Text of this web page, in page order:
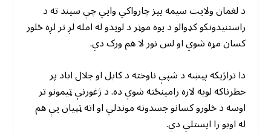
د لغمان ولایت سیمه ییز چارواکي وايي چې سیند ته د
راستنیدونکو کډوالو د یوه موټر د لویدو له امله لږ تر لږه څلور
کسان مړه شوي او لس نور لا هم ورک دي.
دا تراژیکه پیښه د شپې ناوخته د کابل او جلال اباد پر
خطرناکه لویه لاره رامینځته شوې ده. د ژغورنې ټیمونو تر
اوسه د څلورو کسانو جسدونه موندلي او اته ټپیان یې هم
له اوبو را ایستلي دي.